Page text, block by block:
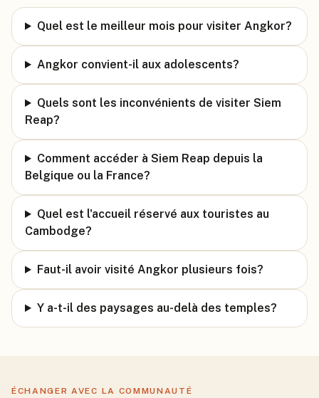
Quel est le meilleur mois pour visiter Angkor?
Angkor convient-il aux adolescents?
Quels sont les inconvénients de visiter Siem
Reap?
Comment accéder à Siem Reap depuis la
Belgique ou la France?
Quel est l'accueil réservé aux touristes au
Cambodge?
Faut-il avoir visité Angkor plusieurs fois?
Y a-t-il des paysages au-delà des temples?
ÉCHANGER AVEC LA COMMUNAUTÉ